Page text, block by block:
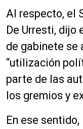
Al respecto, el
De Urresti, dijo
de gabinete se
“utilización
parte de las
los gremios y
En ese sentido,